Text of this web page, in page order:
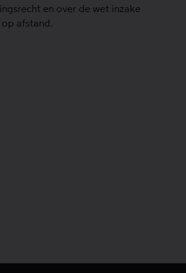
en over de wet inzake
afstand.